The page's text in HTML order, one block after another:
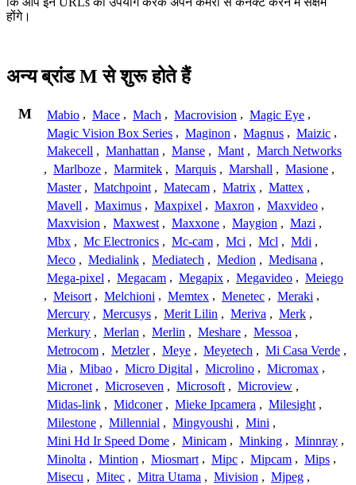
होंगे।
अन्य ब्रांड M से शुरू होते हैं
M Mabio , Mace , Mach , Macrovision , Magic Eye ,
Magic Vision Box Series , Maginon , Magnus , Maizic ,
Makecell , Manhattan , Manse , Mant , March Networks
, Marlboze , Marmitek , Marquis , Marshall , Masione ,
Master , Matchpoint , Matecam , Matrix , Mattex ,
Mavell , Maximus , Maxpixel , Maxron , Maxvideo ,
Maxvision , Maxwest , Maxxone , Maygion , Mazi ,
Mbx , Mc Electronics , Mc-cam , Mci , Mcl , Mdi ,
Meco , Medialink , Mediatech , Medion , Medisana ,
Mega-pixel , Megacam , Megapix , Megavideo , Meiego
, Meisort , Melchioni , Memtex , Menetec , Meraki ,
Mercury , Mercusys , Merit Lilin , Meriva , Merk ,
Merkury , Merlan , Merlin , Meshare , Messoa ,
Metrocom , Metzler , Meye , Meyetech , Mi Casa Verde ,
Mia , Mibao , Micro Digital , Microlino , Micromax ,
Micronet , Microseven , Microsoft , Microview ,
Midas-link , Midconer , Mieke Ipcamera , Milesight ,
Milestone , Millennial , Mingyoushi , Mini ,
Mini Hd Ir Speed Dome , Minicam , Minking , Minnray ,
Minolta , Mintion , Miosmart , Mipc , Mipcam , Mips ,
Misecu , Mitec , Mitra Utama , Mivision , Mjpeg ,